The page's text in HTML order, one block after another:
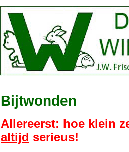
Bijtwonden
Allereerst: hoe klein
altijd serieus!